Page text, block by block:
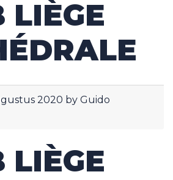
LIÈGE
2020 by Guido
LIÈGE